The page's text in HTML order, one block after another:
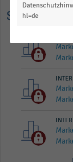
Statistik
hl=de